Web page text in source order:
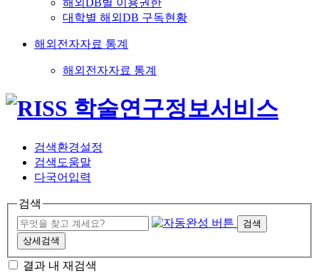
해외DB별 이용권한
대학별 해외DB 구독현황
해외전자자료 통계
해외전자자료 통계
검색환경설정
검색도움말
다국어입력
검색
검색
상세검색
결과 내 재검색